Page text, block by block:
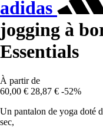
adidas
jogging à
Essentials
À partir de
60,00 € 28,87 € -52%
Un pantalon de yoga doté
sec,